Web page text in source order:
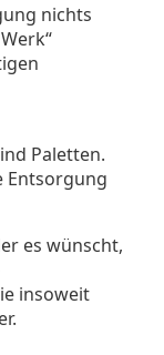
nichts
Paletten.
Entsorgung
es wünscht,
insoweit